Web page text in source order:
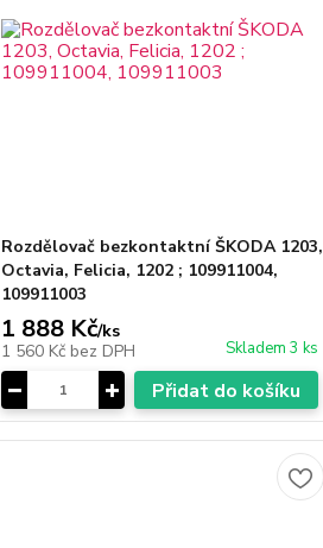
Rozdělovač bezkontaktní ŠKODA 1203,
Octavia, Felicia, 1202 ; 109911004,
109911003
1 888 Kč/ks
1 560 Kč bez DPH Skladem 3 ks
Přidat do košíku